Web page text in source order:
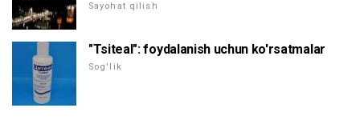
Sayohat qilish
"Tsiteal": foydalanish uchun ko'rsatmalar
Sog'lik